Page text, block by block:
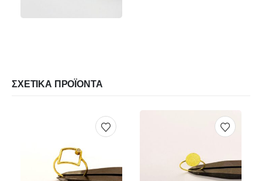
Αυτό το προϊόν έχει πολλαπλές παραλλαγές. Οι επιλογές μπορούν να επιλεγούν στη σελίδα του προϊόντος
ΣΧΕΤΙΚΆ ΠΡΟΪΌΝΤΑ
190.00 160.00